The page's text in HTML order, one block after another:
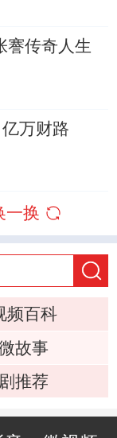
謇传奇人生
亿万财路
一换
频百科
故事
剧推荐